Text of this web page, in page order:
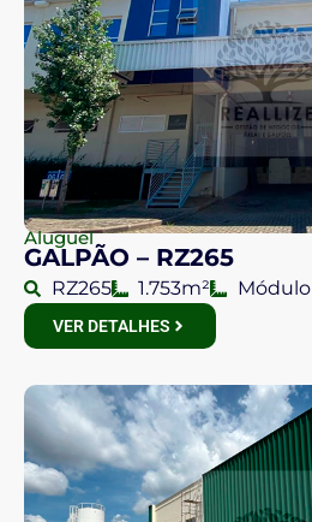
Aluguel
GALPÃO – RZ265
RZ265 1.753m² Módulo
VER DETALHES